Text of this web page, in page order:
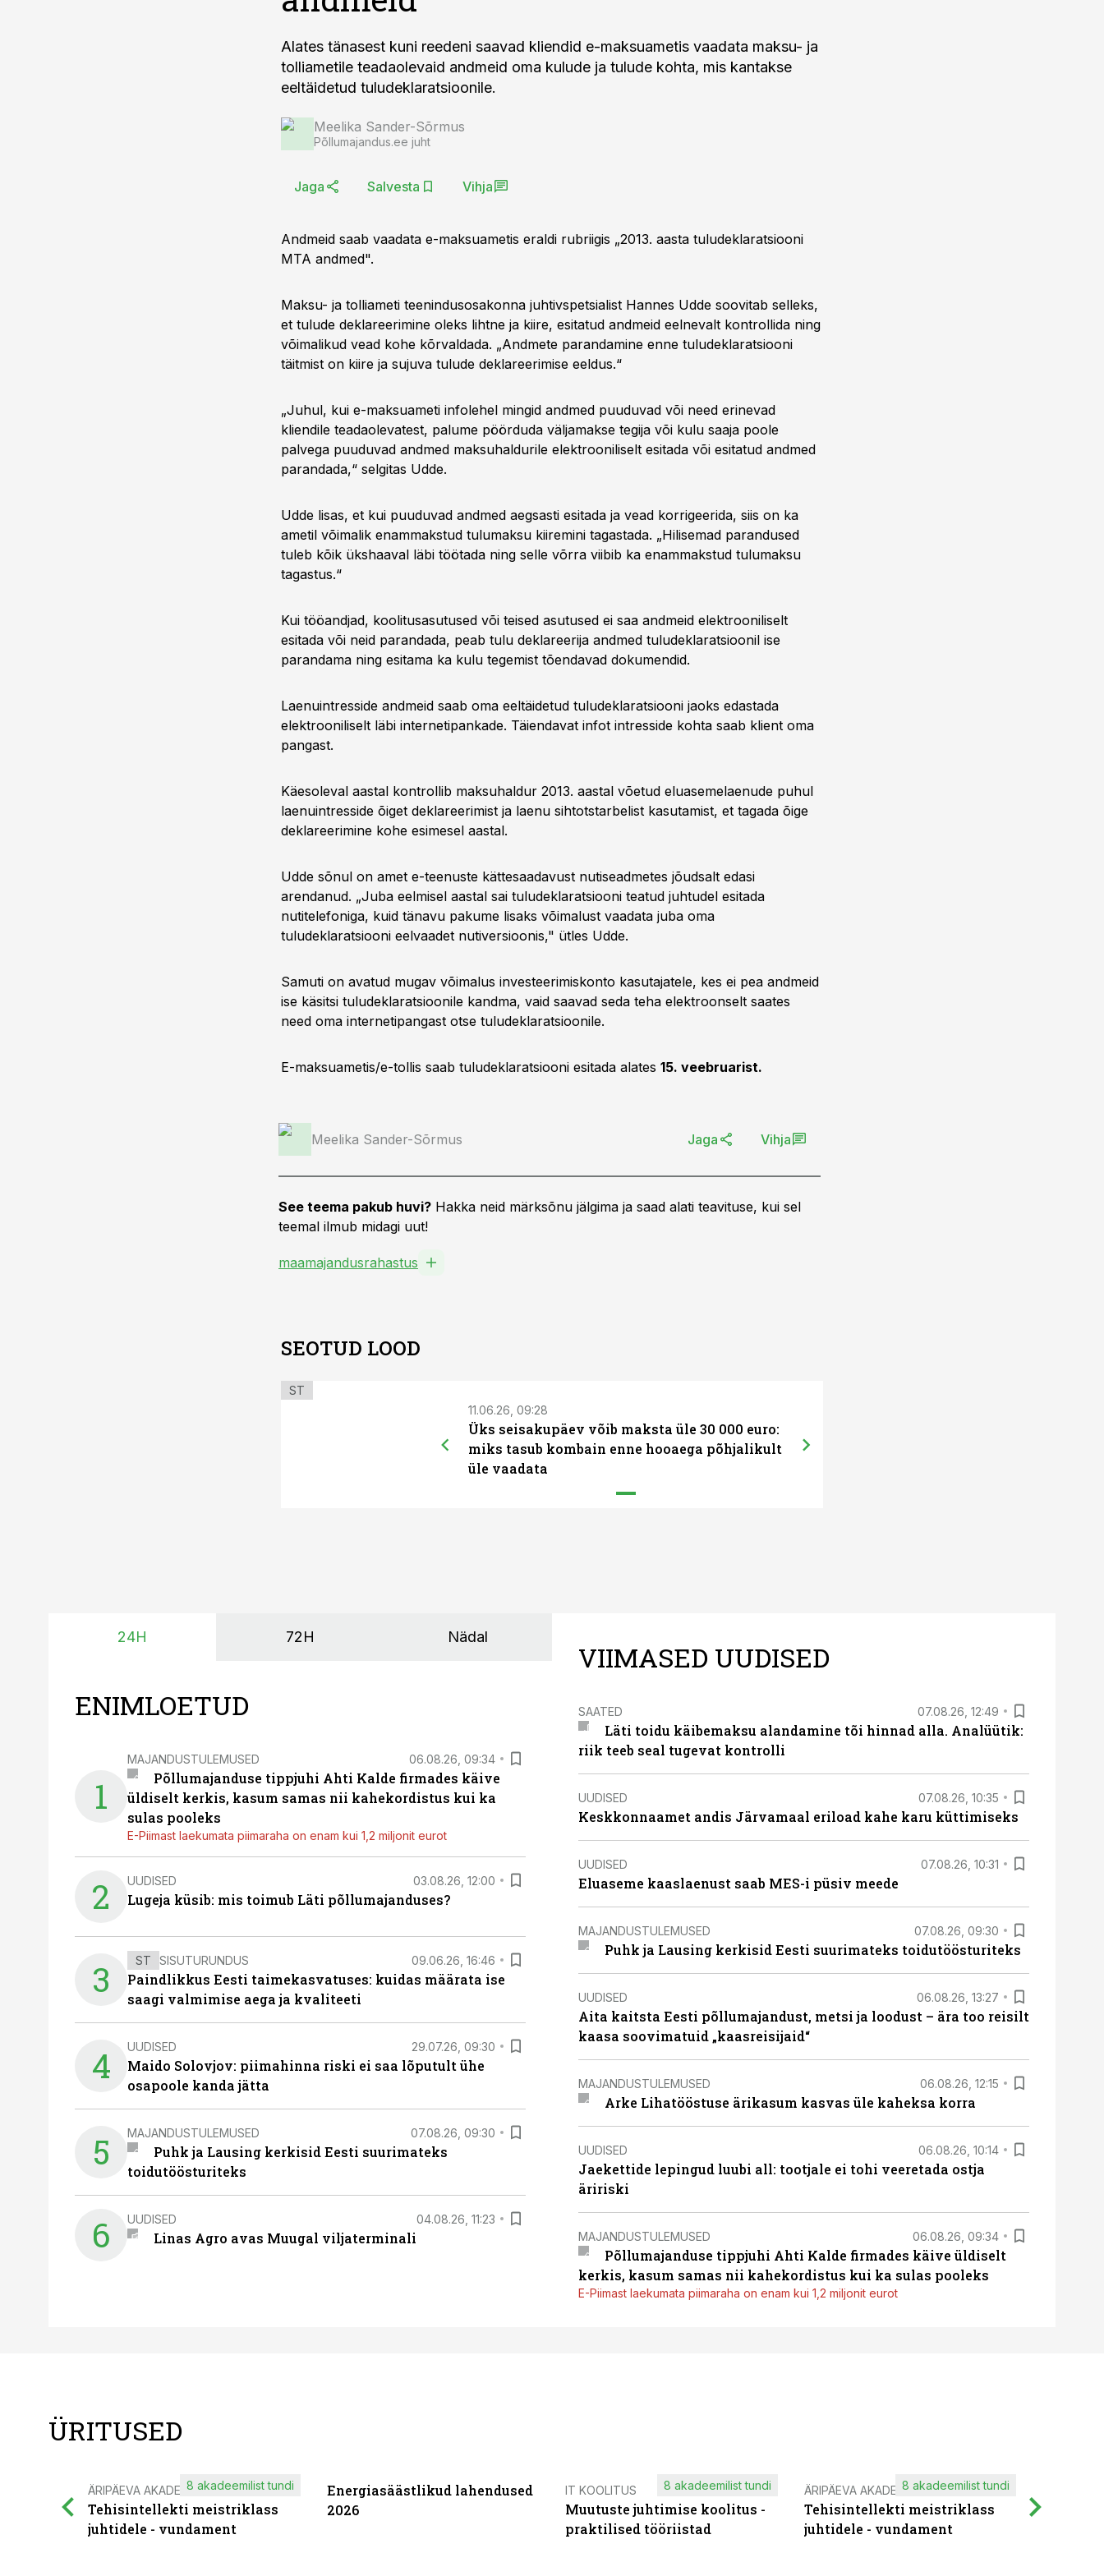
Alates tänasest kuni reedeni saavad kliendid e-maksuametis vaadata maksu- ja
tolliametile teadaolevaid andmeid oma kulude ja tulude kohta, mis kantakse
eeltäidetud tuludeklaratsioonile.
Meelika Sander-Sõrmus
Põllumajandus.ee juht
Jaga Salvesta Vihja
Andmeid saab vaadata e-maksuametis eraldi rubriigis „2013. aasta tuludeklaratsiooni
MTA andmed".
Maksu- ja tolliameti teenindusosakonna juhtivspetsialist Hannes Udde soovitab selleks,
et tulude deklareerimine oleks lihtne ja kiire, esitatud andmeid eelnevalt kontrollida ning
võimalikud vead kohe kõrvaldada. „Andmete parandamine enne tuludeklaratsiooni
täitmist on kiire ja sujuva tulude deklareerimise eeldus.“
„Juhul, kui e-maksuameti infolehel mingid andmed puuduvad või need erinevad
kliendile teadaolevatest, palume pöörduda väljamakse tegija või kulu saaja poole
palvega puuduvad andmed maksuhaldurile elektrooniliselt esitada või esitatud andmed
parandada,“ selgitas Udde.
Udde lisas, et kui puuduvad andmed aegsasti esitada ja vead korrigeerida, siis on ka
ametil võimalik enammakstud tulumaksu kiiremini tagastada. „Hilisemad parandused
tuleb kõik ükshaaval läbi töötada ning selle võrra viibib ka enammakstud tulumaksu
tagastus.“
Kui tööandjad, koolitusasutused või teised asutused ei saa andmeid elektrooniliselt
esitada või neid parandada, peab tulu deklareerija andmed tuludeklaratsioonil ise
parandama ning esitama ka kulu tegemist tõendavad dokumendid.
Laenuintresside andmeid saab oma eeltäidetud tuludeklaratsiooni jaoks edastada
elektrooniliselt läbi internetipankade. Täiendavat infot intresside kohta saab klient oma
pangast.
Käesoleval aastal kontrollib maksuhaldur 2013. aastal võetud eluasemelaenude puhul
laenuintresside õiget deklareerimist ja laenu sihtotstarbelist kasutamist, et tagada õige
deklareerimine kohe esimesel aastal.
Udde sõnul on amet e-teenuste kättesaadavust nutiseadmetes jõudsalt edasi
arendanud. „Juba eelmisel aastal sai tuludeklaratsiooni teatud juhtudel esitada
nutitelefoniga, kuid tänavu pakume lisaks võimalust vaadata juba oma
tuludeklaratsiooni eelvaadet nutiversioonis," ütles Udde.
Samuti on avatud mugav võimalus investeerimiskonto kasutajatele, kes ei pea andmeid
ise käsitsi tuludeklaratsioonile kandma, vaid saavad seda teha elektroonselt saates
need oma internetipangast otse tuludeklaratsioonile.
E-maksuametis/e-tollis saab tuludeklaratsiooni esitada alates 15. veebruarist.
Meelika Sander-Sõrmus Jaga Vihja
See teema pakub huvi? Hakka neid märksõnu jälgima ja saad alati teavituse, kui sel
teemal ilmub midagi uut!
maamajandusrahastus
SEOTUD LOOD
ST
11.06.26, 09:28
Üks seisakupäev võib maksta üle 30 000 euro:
miks tasub kombain enne hooaega põhjalikult
üle vaadata
24H 72H Nädal
ENIMLOETUD
1
MAJANDUSTULEMUSED 06.08.26, 09:34
Põllumajanduse tippjuhi Ahti Kalde firmades käive
üldiselt kerkis, kasum samas nii kahekordistus kui ka
sulas pooleks
E-Piimast laekumata piimaraha on enam kui 1,2 miljonit eurot
2 UUDISED 03.08.26, 12:00
Lugeja küsib: mis toimub Läti põllumajanduses?
3 ST SISUTURUNDUS 09.06.26, 16:46
Paindlikkus Eesti taimekasvatuses: kuidas määrata ise
saagi valmimise aega ja kvaliteeti
4 UUDISED 29.07.26, 09:30
Maido Solovjov: piimahinna riski ei saa lõputult ühe
osapoole kanda jätta
5 MAJANDUSTULEMUSED 07.08.26, 09:30
Puhk ja Lausing kerkisid Eesti suurimateks
toidutöösturiteks
6 UUDISED 04.08.26, 11:23
Linas Agro avas Muugal viljaterminali
VIIMASED UUDISED
SAATED 07.08.26, 12:49
Läti toidu käibemaksu alandamine tõi hinnad alla. Analüütik:
riik teeb seal tugevat kontrolli
UUDISED 07.08.26, 10:35
Keskkonnaamet andis Järvamaal eriload kahe karu küttimiseks
UUDISED 07.08.26, 10:31
Eluaseme kaaslaenust saab MES-i püsiv meede
MAJANDUSTULEMUSED 07.08.26, 09:30
Puhk ja Lausing kerkisid Eesti suurimateks toidutöösturiteks
UUDISED 06.08.26, 13:27
Aita kaitsta Eesti põllumajandust, metsi ja loodust – ära too reisilt
kaasa soovimatuid „kaasreisijaid“
MAJANDUSTULEMUSED 06.08.26, 12:15
Arke Lihatööstuse ärikasum kasvas üle kaheksa korra
UUDISED 06.08.26, 10:14
Jaekettide lepingud luubi all: tootjale ei tohi veeretada ostja
äririski
MAJANDUSTULEMUSED 06.08.26, 09:34
Põllumajanduse tippjuhi Ahti Kalde firmades käive üldiselt
kerkis, kasum samas nii kahekordistus kui ka sulas pooleks
E-Piimast laekumata piimaraha on enam kui 1,2 miljonit eurot
ÜRITUSED
ÄRIPÄEVA AKADEEMIA
Tehisintellekti meistriklass
juhtidele - vundament
8 akadeemilist tundi
Energiasäästlikud lahendused
2026
IT KOOLITUS
Muutuste juhtimise koolitus -
praktilised tööriistad
8 akadeemilist tundi ÄRIPÄEVA AKADEEMIA
Tehisintellekti meistriklass
juhtidele - vundament
8 akadeemilist tundi